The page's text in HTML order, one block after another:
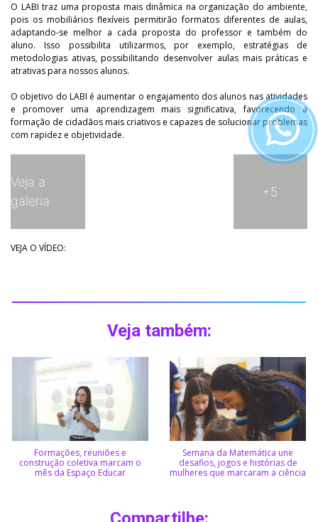
O LABI traz uma proposta mais dinâmica na organização do ambiente,
pois os mobiliários flexíveis permitirão formatos diferentes de aulas,
adaptando-se melhor a cada proposta do professor e também do
aluno. Isso possibilita utilizarmos, por exemplo, estratégias de
metodologias ativas, possibilitando desenvolver aulas mais práticas e
atrativas para nossos alunos.
O objetivo do LABI é aumentar o engajamento dos alunos nas atividades
e promover uma aprendizagem mais significativa, favorecendo a
formação de cidadãos mais criativos e capazes de solucionar problemas
com rapidez e objetividade.
Veja a
galeria
+5
VEJA O VÍDEO:
Veja também:
Formações, reuniões e
construção coletiva marcam o
mês da Espaço Educar
Semana da Matemática une
desafios, jogos e histórias de
mulheres que marcaram a ciência